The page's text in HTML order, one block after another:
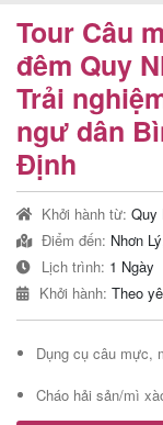
Tour
trong
nước
Combo
Quy
Nhơn
Tour Câu
đêm Quy
Trải
ngư dân
Định
Khởi hành từ: Quy
Điểm đến: Nhơn
Lịch trình: 1 Ngày
Khởi hành: Theo
Dụng cụ câu mực,
Cháo hải sản/mì